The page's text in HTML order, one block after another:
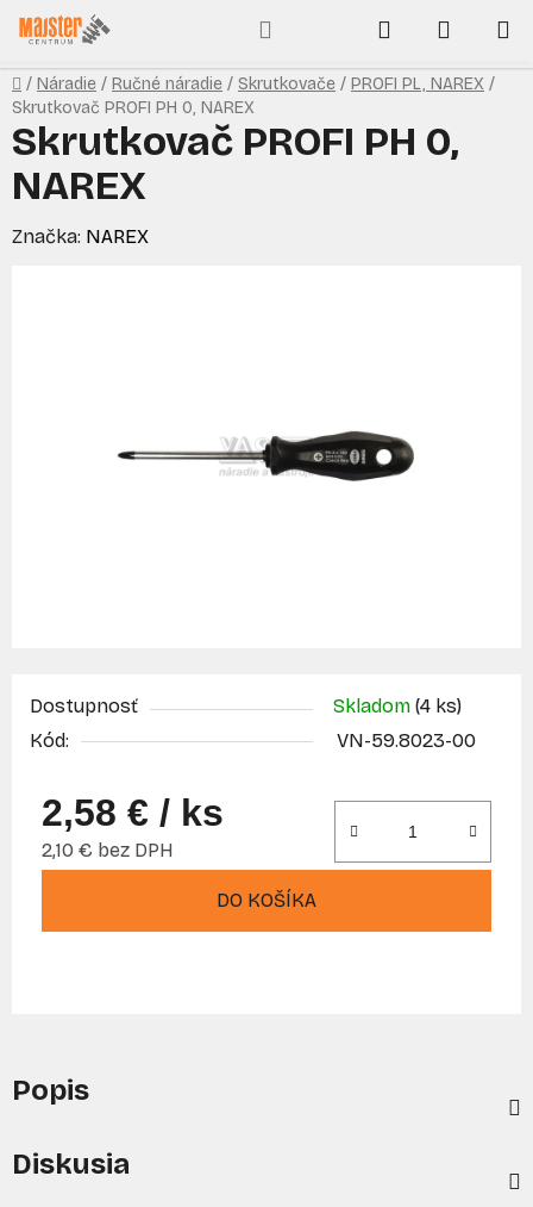
Prejsť
na
obsah
Hľadať
KOŠÍK
Domov
/ Náradie / Ručné náradie / Skrutkovače / PROFI PL, NAREX /
Skrutkovač PROFI PH 0, NAREX
Dostupnosť Skladom (4 ks)
Kód:
VN-59.8023-00
2,58 € / ks
2,10 € bez DPH
DO KOŠÍKA
Skrutkovač PROFI PH 0,
NAREX
Značka: NAREX
Popis
Diskusia